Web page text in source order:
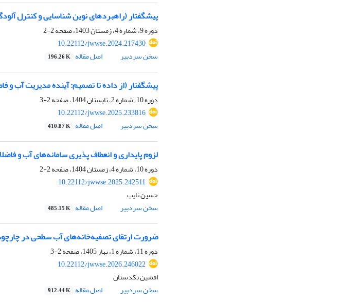
پیشگفتار (راهبردهای نوین شناسایی و کنترل
دوره 9، شماره 4، زمستان 1403، صفحه
2-2
10.22112/jwwse.2024.217430
سخن سردبیر
اصل مقاله 196.26 K
پیشگفتار (از داده تا تصمیم: آینده مدیریت آب
دوره 10، شماره 2، تابستان 1404، صفحه
2-3
10.22112/jwwse.2025.233816
سخن سردبیر
اصل مقاله 410.87 K
لزوم پایداری و انعطاف پذیری سامانه‌های آب و
دوره 10، شماره 4، زمستان 1404، صفحه
2-2
10.22112/jwwse.2025.242511
حسین نایب
سخن سردبیر
اصل مقاله 485.15 K
ضرورت ارتقای تصفیه‌خانه‌های آب سطحی در
دوره 11، شماره 1، بهار 1405، صفحه
2-3
10.22112/jwwse.2026.246022
افشین تکدستان
سخن سردبیر
اصل مقاله 912.44 K